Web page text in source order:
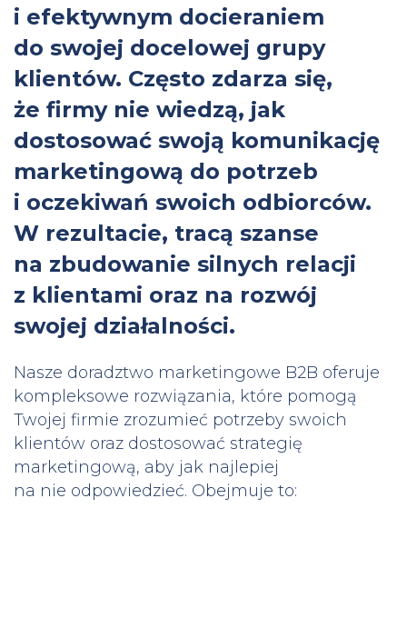
i efektywnym docieraniem
do swojej docelowej grupy
klientów. Często zdarza się,
że firmy nie wiedzą, jak
dostosować swoją komunikację
marketingową do potrzeb
i oczekiwań swoich odbiorców.
W rezultacie, tracą szanse
na zbudowanie silnych relacji
z klientami oraz na rozwój
swojej działalności.
Nasze doradztwo marketingowe B2B oferuje
kompleksowe rozwiązania, które pomogą
Twojej firmie zrozumieć potrzeby swoich
klientów oraz dostosować strategię
marketingową, aby jak najlepiej
na nie odpowiedzieć. Obejmuje to: